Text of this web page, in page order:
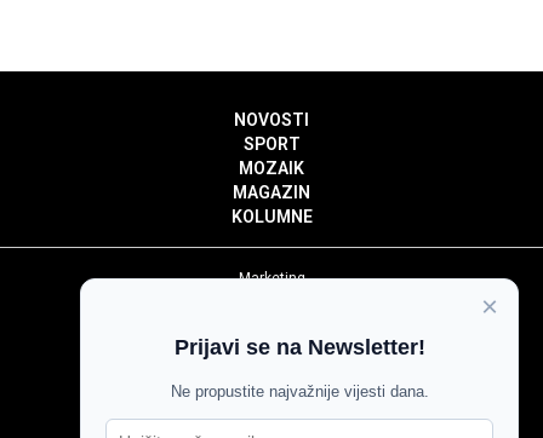
NOVOSTI
SPORT
MOZAIK
MAGAZIN
KOLUMNE
Marketing
Impressum
Pravila komentiranja
Agroglas
×
Prijavi se na Newsletter!
Ne propustite najvažnije vijesti dana.